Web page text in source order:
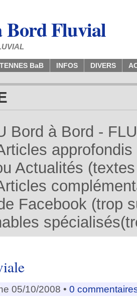
Bord Fluvial
BaB INFOS DIVERS
Bord à Bord -
Actualités
Facebook (trop
05/10/2008 • 0